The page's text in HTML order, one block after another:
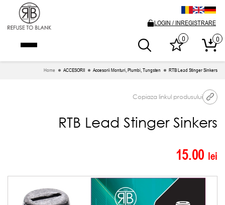
0
0
LOGIN / INREGISTRARE
Home ACCESORII Accesorii Monturi, Plumbi, Tungsten RTB Lead Stinger Sinkers
Copiaza linkul produsului
RTB Lead Stinger Sinkers
15.00 lei